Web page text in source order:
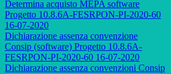
Determina acquisto MEPA software
Progetto 10.8.6A-FESRPON-PI-2020-60
16-07-2020
Dichiarazione assenza convenzione
Consip (software) Progetto 10.8.6A-
FESRPON-PI-2020-60 16-07-2020
Dichiarazione assenza convenzioni Consip